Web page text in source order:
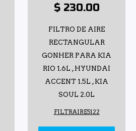
$ 230.00
FILTRO DE AIRE
RECTANGULAR
GONHER PARA KIA
RIO 1.6L , HYUNDAI
ACCENT 1.5L , KIA
SOUL 2.0L
FILTRAIRE5122